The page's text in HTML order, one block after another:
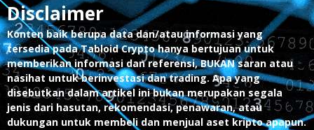
Disclaimer
Konten baik berupa data dan/atau informasi yang
tersedia pada Tabloid Crypto hanya bertujuan untuk
memberikan informasi dan referensi, BUKAN saran atau
nasihat untuk berinvestasi dan trading. Apa yang
disebutkan dalam artikel ini bukan merupakan segala
jenis dari hasutan, rekomendasi, penawaran, atau
dukungan untuk membeli dan menjual aset kripto apapun.